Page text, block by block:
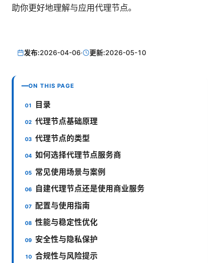
助你更好地理解与应用代理节点。
发布:2026-04-06· 更新:2026-05-10
ON THIS PAGE
目录
代理节点基础原理
代理节点的类型
如何选择代理节点服务商
常见使用场景与案例
自建代理节点还是使用商业服务
配置与使用指南
性能与稳定性优化
安全性与隐私保护
合规性与风险提示